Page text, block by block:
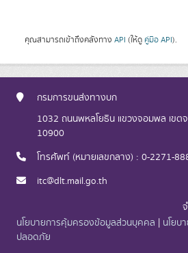
คุณสามารถเข้าถึงคลังทาง API (ให้ดู คู่มือ API).
กรมการขนส่งทางบก
1032 ถนนพหลโยธิน แขวงจอมพล เขต
10900
โทรศัพท์ (หมายเลขกลาง) : 0-2271-
itc@dlt.mail.go.th
นโยบายการคุ้มครองข้อมูลส่วนบุคคล | นโยบ
ปลอดภัย